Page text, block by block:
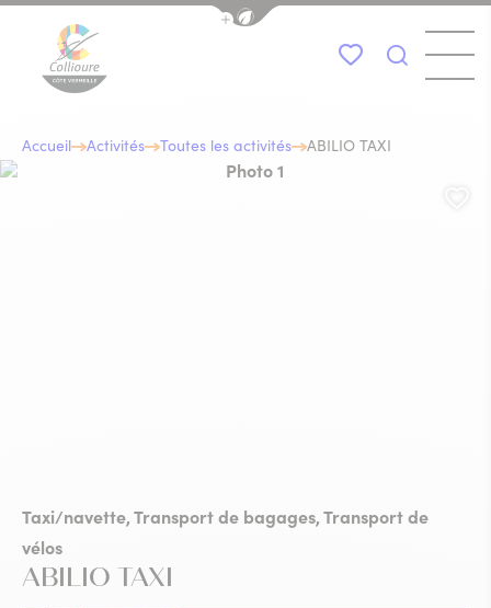
Afficher la barre de navigation du
Mes favoris
Je
Accueil Activités Toutes les activités ABILIO TAXI
Taxi/navette, Transport de bagages, Transport de
vélos
ABILIO TAXI
Photo 1, © abilio-taxi